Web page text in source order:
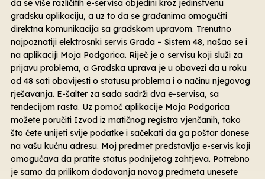
da se više različitih e-servisa objedini kroz jedinstvenu
gradsku aplikaciju, a uz to da se građanima omogućiti
direktna komunikacija sa gradskom upravom. Trenutno
najpoznatiji elektrosnki servis Grada – Sistem 48, našao se i
na aplikaciji Moja Podgorica. Riječ je o servisu koji služi za
prijavu problema, a Gradska uprava je u obavezi da u roku
od 48 sati obavijesti o statusu problema i o načinu njegovog
rješavanja. E-šalter za sada sadrži dva e-servisa, sa
tendecijom rasta. Uz pomoć aplikacije Moja Podgorica
možete poručiti Izvod iz matičnog registra vjenčanih, tako
što ćete unijeti svije podatke i sačekati da ga poštar donese
na vašu kućnu adresu. Moj predmet predstavlja e-servis koji
omogućava da pratite status podnijetog zahtjeva. Potrebno
je samo da prilikom dodavanja novog predmeta unesete